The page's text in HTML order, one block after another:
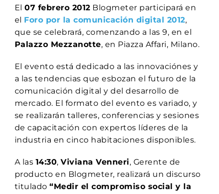
El07 febrero 2012 Blogmeter participará en
el Foro por la comunicación digital 2012,
que se celebrará, comenzando a las 9, en el
Palazzo Mezzanotte, en Piazza Affari, Milano.
El evento está dedicado a las innovaciónes y
a las tendencias que esbozan el futuro de la
comunicación digital y del desarrollo de
mercado. El formato del evento es variado, y
se realizarán talleres, conferencias y sesiones
de capacitación con expertos líderes de la
industria en cinco habitaciones disponibles.
A las 14:30,Viviana Venneri, Gerente de
producto en Blogmeter, realizará un discurso
titulado“Medir el compromiso social y la